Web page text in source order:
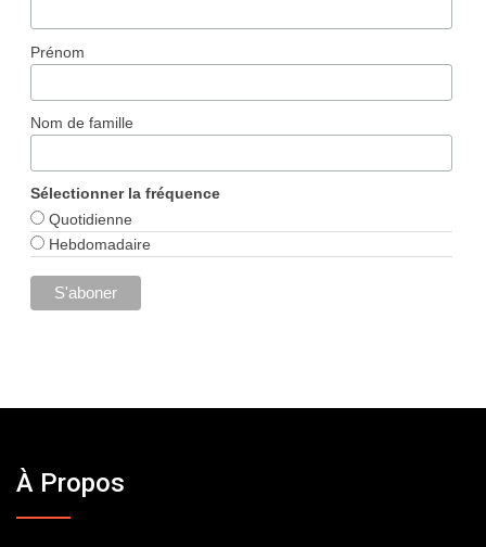
Prénom
Nom de famille
Sélectionner la fréquence
Quotidienne
Hebdomadaire
À Propos